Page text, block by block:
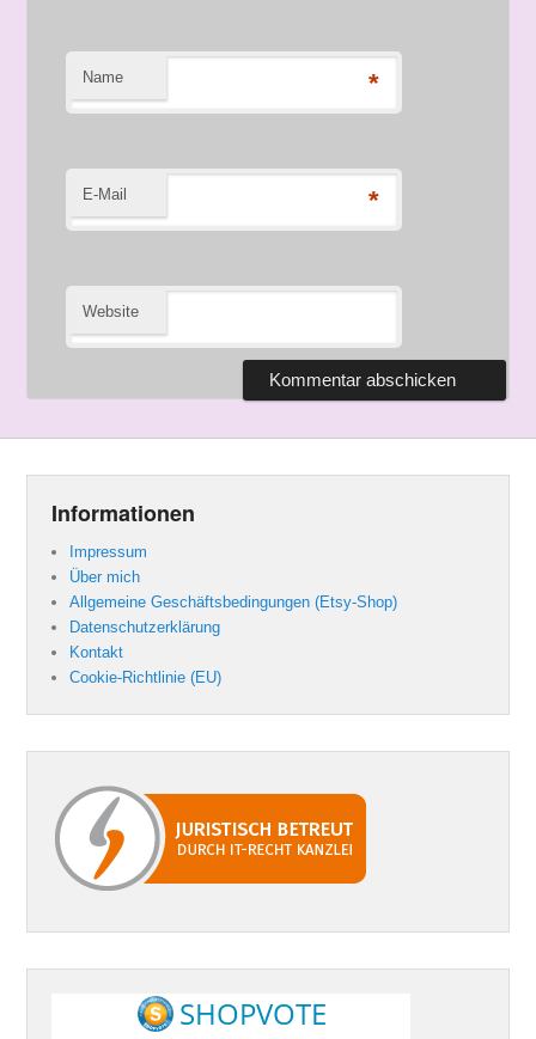
Name *
E-Mail *
Website
Informationen
Impressum
Über mich
Allgemeine Geschäftsbedingungen (Etsy-Shop)
Datenschutzerklärung
Kontakt
Cookie-Richtlinie (EU)